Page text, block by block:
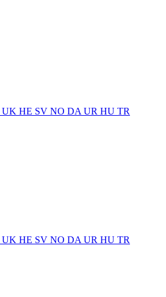
UK HE SV NO DA UR HU TR
UK HE SV NO DA UR HU TR